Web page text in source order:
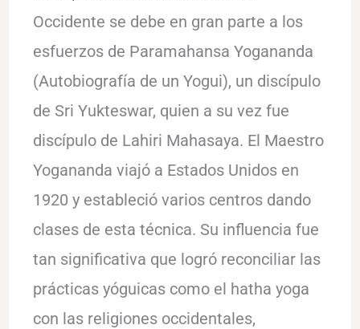
Occidente se debe en gran parte a los
esfuerzos de Paramahansa Yogananda
(Autobiografía de un Yogui), un discípulo
de Sri Yukteswar, quien a su vez fue
discípulo de Lahiri Mahasaya. El Maestro
Yogananda viajó a Estados Unidos en
1920 y estableció varios centros dando
clases de esta técnica. Su influencia fue
tan significativa que logró reconciliar las
prácticas yóguicas como el hatha yoga
con las religiones occidentales,